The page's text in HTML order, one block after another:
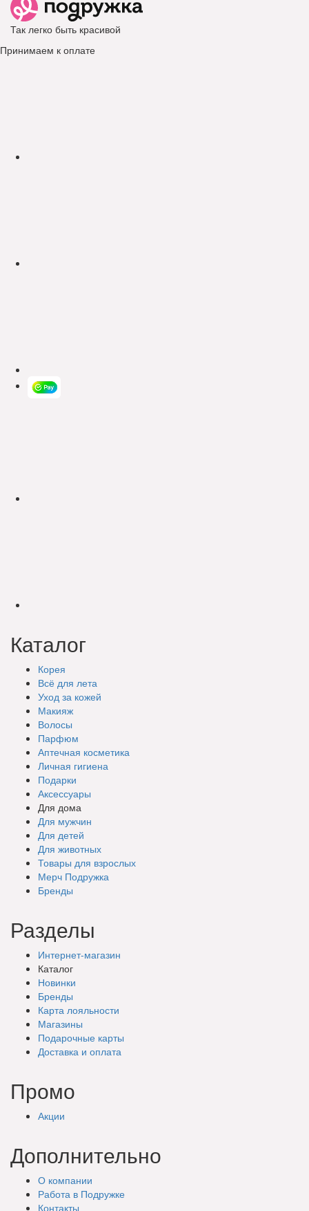
Так легко быть красивой
Принимаем к оплате
Каталог
Корея
Всё для лета
Уход за кожей
Макияж
Волосы
Парфюм
Аптечная косметика
Личная гигиена
Подарки
Аксессуары
Для дома
Для мужчин
Для детей
Для животных
Товары для взрослых
Мерч Подружка
Бренды
Разделы
Интернет-магазин
Каталог
Новинки
Бренды
Карта лояльности
Магазины
Подарочные карты
Доставка и оплата
Промо
Акции
Дополнительно
О компании
Работа в Подружке
Контакты